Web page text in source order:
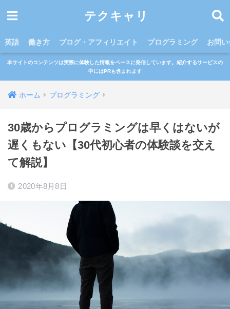
テクキャリ
英語 働き方 ブログ・アフィリエイト プログラミング お問
本サイトのコンテンツは実際に体験した情報をベースに発信しています。紹介するサービスの
中にはPRも含まれます
ホーム プログラミング
30歳からプログラミングは早くはないが
遅くもない【30代初心者の体験談を交え
て解説】
2020年8月8日